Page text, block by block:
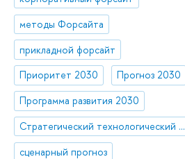
методы Форсайта
прикладной форсайт
Приоритет 2030
Прогноз 2030
Программа развития 2030
Стратегический технологический проект «Национальный центр социально-экономического и научно-технологического прогнозирования»
сценарный прогноз